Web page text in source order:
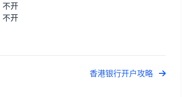
不开
不开
香港银行开户攻略